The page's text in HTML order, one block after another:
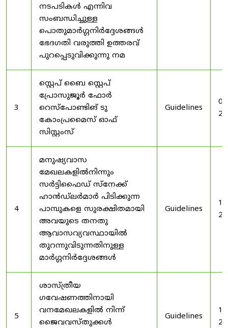
നടപടികൾ എന്നിവ
സംബന്ധിച്ചുള്ള
പൊതുമാർഗ്ഗനിർദ്ദേശങ്ങൾ
ഭേദഗതി വരുത്തി ഉത്തരവ്
പുറപ്പെടുവിക്കുന്നു നമ
3
സ്റ്റെപ് ബൈ സ്റ്റെപ്
പ്രോസുജൂർ ഫോർ
റെസ്‌പോണ്ടിങ് ടു
കോംപ്രമൈസ് ഓഫ്
സിസ്റ്റംസ്
Guidelines
4
മനുഷ്യവാസ
മേഖലകളിൽനിന്നും
സർട്ടിഫൈഡ് സ്നേക്ക്
ഹാൻഡ്‌ലർമാർ പിടിക്കുന്ന
പാമ്പുകളെ സുരക്ഷിതമായി
അവയുടെ തനതു
ആവാസവ്യവസ്ഥായിൽ
തുറന്നുവിടുന്നതിനുള്ള
മാർഗ്ഗനിർദ്ദേശങ്ങൾ
Guidelines
5
ശാസ്ത്രീയ
ഗവേഷണത്തിനായി
വനമേഖലകളിൽ നിന്ന്
ജൈവവസ്തുക്കൾ
Guidelines